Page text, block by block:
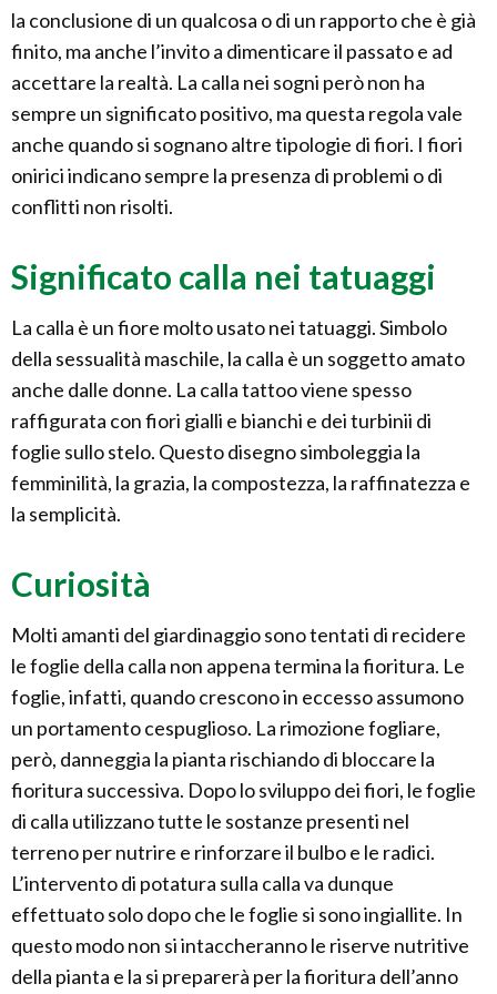
la conclusione di un qualcosa o di un rapporto che è già
finito, ma anche l’invito a dimenticare il passato e ad
accettare la realtà. La calla nei sogni però non ha
sempre un significato positivo, ma questa regola vale
anche quando si sognano altre tipologie di fiori. I fiori
onirici indicano sempre la presenza di problemi o di
conflitti non risolti.
Significato calla nei tatuaggi
La calla è un fiore molto usato nei tatuaggi. Simbolo
della sessualità maschile, la calla è un soggetto amato
anche dalle donne. La calla tattoo viene spesso
raffigurata con fiori gialli e bianchi e dei turbinii di
foglie sullo stelo. Questo disegno simboleggia la
femminilità, la grazia, la compostezza, la raffinatezza e
la semplicità.
Curiosità
Molti amanti del giardinaggio sono tentati di recidere
le foglie della calla non appena termina la fioritura. Le
foglie, infatti, quando crescono in eccesso assumono
un portamento cespuglioso. La rimozione fogliare,
però, danneggia la pianta rischiando di bloccare la
fioritura successiva. Dopo lo sviluppo dei fiori, le foglie
di calla utilizzano tutte le sostanze presenti nel
terreno per nutrire e rinforzare il bulbo e le radici.
L’intervento di potatura sulla calla va dunque
effettuato solo dopo che le foglie si sono ingiallite. In
questo modo non si intaccheranno le riserve nutritive
della pianta e la si preparerà per la fioritura dell’anno